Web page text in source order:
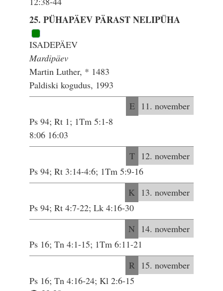
25. PÜHAPÄEV PÄRAST NELIPÜHA
ISADEPÄEV
Mardipäev
Martin Luther, * 1483
Paldiski kogudus, 1993
E 11. november
Ps 94; Rt 1; 1Tm 5:1-8
8:06 16:03
T 12. november
Ps 94; Rt 3:14-4:6; 1Tm 5:9-16
K 13. november
Ps 94; Rt 4:7-22; Lk 4:16-30
N
14. november
Ps 16; Tn 4:1-15; 1Tm 6:11-21
R 15. november
Ps 16; Tn 4:16-24; Kl 2:6-15